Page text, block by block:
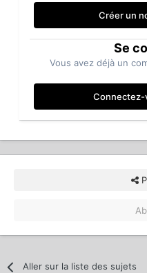
Créer un
Se
Vous avez déjà un
Connectez-
Aller sur la liste des sujets